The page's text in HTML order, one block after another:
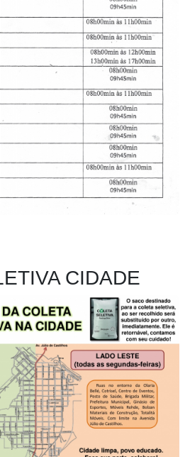
CIDADE